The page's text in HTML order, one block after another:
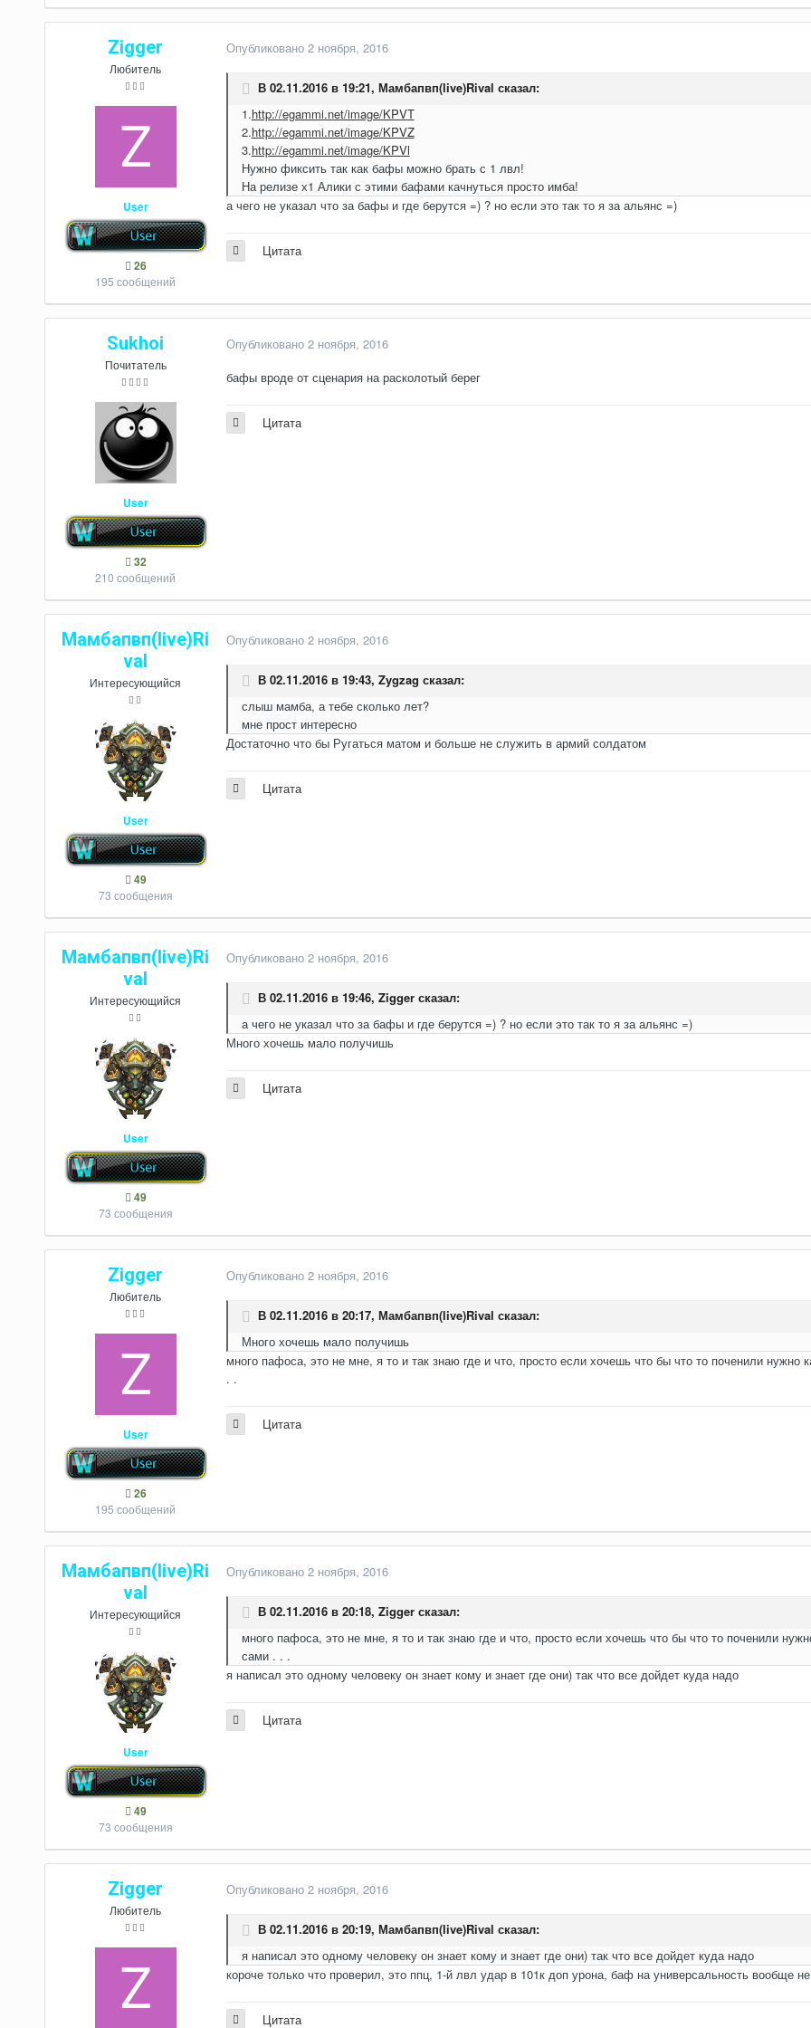
Zigger
Любитель
User
26
195 сообщений
Опубликовано 2 ноября, 2016
В 02.11.2016 в 19:21, Мамбапвп(live)Rival сказал:
1.http://egammi.net/image/KPVT
2.http://egammi.net/image/KPVZ
3.http://egammi.net/image/KPVl
Нужно фиксить так как бафы можно брать с 1 лвл!
На релизе х1 Алики с этими бафами качнуться просто имба!
а чего не указал что за бафы и где берутся =) ? но если это так то я за альянс =)
Цитата
Sukhoi
Почитатель
User
32
210 сообщений
Опубликовано 2 ноября, 2016
бафы вроде от сценария на расколотый берег
Цитата
Мамбапвп(live)Ri
val
Интересующийся
User
49
73 сообщения
Опубликовано 2 ноября, 2016
В 02.11.2016 в 19:43, Zygzag сказал:
слыш мамба, а тебе сколько лет?
мне прост интересно
Достаточно что бы Ругаться матом и больше не служить в армий солдатом
Цитата
Мамбапвп(live)Ri
val
Интересующийся
User
49
73 сообщения
Опубликовано 2 ноября, 2016
В 02.11.2016 в 19:46, Ziggerсказал:
а чего не указал что за бафы и где берутся =) ? но если это так то я за альянс =)
Много хочешь мало получишь
Цитата
Zigger
Любитель
User
26
195 сообщений
Опубликовано 2 ноября, 2016
В 02.11.2016 в 20:17, Мамбапвп(live)Rival сказал:
Много хочешь мало получишь
много пафоса, это не мне, я то и так знаю где и что, просто если хочешь что бы что то поченили
. .
Цитата
Мамбапвп(live)Ri
val
Интересующийся
User
49
73 сообщения
Опубликовано 2 ноября, 2016
В 02.11.2016 в 20:18, Ziggerсказал:
много пафоса, это не мне, я то и так знаю где и что, просто если хочешь что бы что то поченили
сами . . .
я написал это одному человеку он знает кому и знает где они) так что все дойдет куда надо
Цитата
Zigger
Любитель
Опубликовано 2 ноября, 2016
В 02.11.2016 в 20:19, Мамбапвп(live)Rival сказал:
я написал это одному человеку он знает кому и знает где они) так что все дойдет куда надо
короче только что проверил, это ппц, 1-й лвл удар в 101к доп урона, баф на универсальность вообще
Цитата